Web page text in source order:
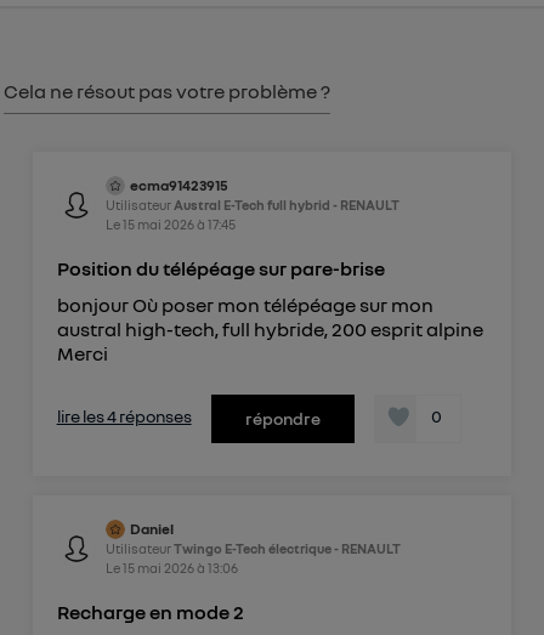
Cela ne résout pas votre problème ?
ecma91423915
Utilisateur Austral E-Tech full hybrid - RENAULT
Le15 mai 2026à 17:45
Position du télépéage sur pare-brise
bonjour Où poser mon télépéage sur mon
austral high-tech, full hybride, 200 esprit alpine
Merci
lire les 4 réponses répondre 0
Daniel
UtilisateurTwingo E-Tech électrique - RENAULT
Le15 mai 2026à 13:06
Recharge en mode 2
Politique d'information sur les données
personnelles d'Utiq